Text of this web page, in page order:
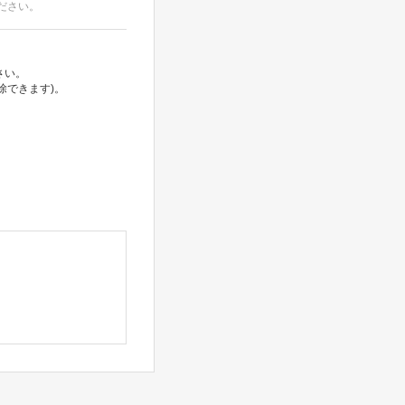
い。
。
きます)。